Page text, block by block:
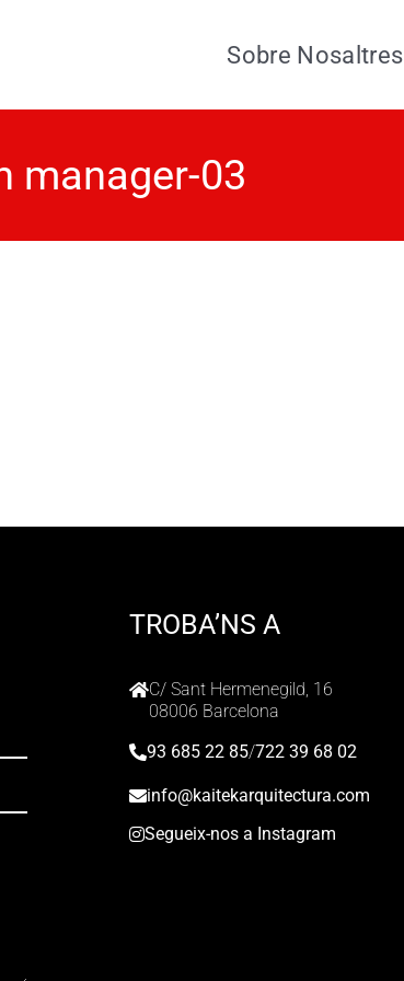
Sobre Nosaltres
manager-03
TROBA’NS A
C/ Sant Hermenegild, 16
08006 Barcelona
93 685 22 85/722 39 68 02
info@kaitekarquitectura.com
Segueix-nos a Instagram